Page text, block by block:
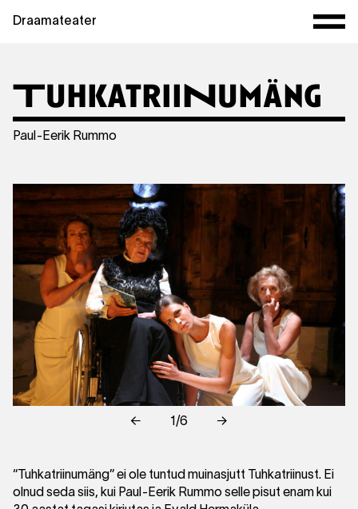
Draamateater
TuhkatriiNumäng
Paul-Eerik Rummo
← 1/6 →
“Tuhkatriinumäng” ei ole tuntud muinasjutt Tuhkatriinust. Ei
olnud seda siis, kui Paul-Eerik Rummo selle pisut enam kui